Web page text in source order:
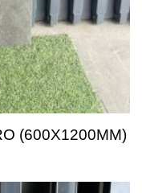
(600X1200MM)